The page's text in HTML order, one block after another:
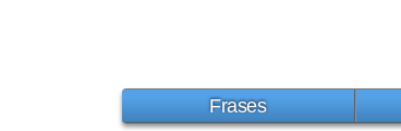
Frases